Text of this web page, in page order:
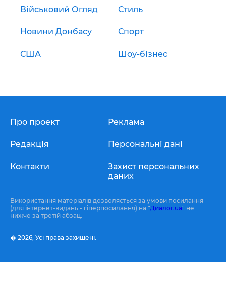
Військовий Огляд Стиль
Новини Донбасу Спорт
США Шоу-бізнес
Про проект
Редакція
Контакти
Реклама
Персональні дані
Захист персональних
даних
Використання матеріалів дозволяється за умови посилання
(для інтернет-видань - гіперпосилання) на "Диалог.ua" не
нижче за третій абзац.
� 2026, Усі права захищені.